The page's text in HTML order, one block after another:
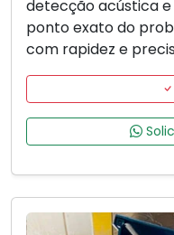
detecção acústica
ponto exato do
com rapidez e